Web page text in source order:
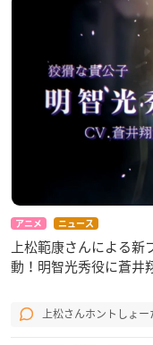
アニメ ニュース
上松範康さんによる新
動！明智光秀役に蒼井
上松さんホントしょー